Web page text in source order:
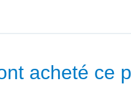
acheté ce